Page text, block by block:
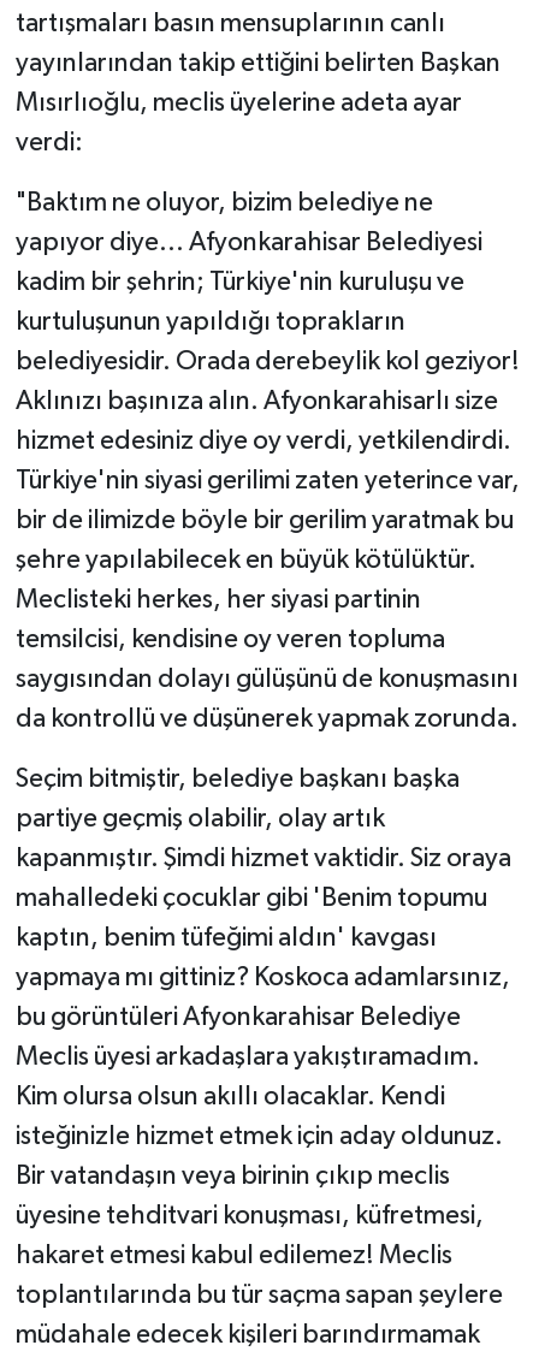
tartışmaları basın mensuplarının canlı
yayınlarından takip ettiğini belirten Başkan
Mısırlıoğlu, meclis üyelerine adeta ayar
verdi:
​"Baktım ne oluyor, bizim belediye ne
yapıyor diye... Afyonkarahisar Belediyesi
kadim bir şehrin; Türkiye'nin kuruluşu ve
kurtuluşunun yapıldığı toprakların
belediyesidir. Orada derebeylik kol geziyor!
Aklınızı başınıza alın. Afyonkarahisarlı size
hizmet edesiniz diye oy verdi, yetkilendirdi.
Türkiye'nin siyasi gerilimi zaten yeterince var,
bir de ilimizde böyle bir gerilim yaratmak bu
şehre yapılabilecek en büyük kötülüktür.
Meclisteki herkes, her siyasi partinin
temsilcisi, kendisine oy veren topluma
saygısından dolayı gülüşünü de konuşmasını
da kontrollü ve düşünerek yapmak zorunda.
​Seçim bitmiştir, belediye başkanı başka
partiye geçmiş olabilir, olay artık
kapanmıştır. Şimdi hizmet vaktidir. Siz oraya
mahalledeki çocuklar gibi 'Benim topumu
kaptın, benim tüfeğimi aldın' kavgası
yapmaya mı gittiniz? Koskoca adamlarsınız,
bu görüntüleri Afyonkarahisar Belediye
Meclis üyesi arkadaşlara yakıştıramadım.
Kim olursa olsun akıllı olacaklar. Kendi
isteğinizle hizmet etmek için aday oldunuz.
Bir vatandaşın veya birinin çıkıp meclis
üyesine tehditvari konuşması, küfretmesi,
hakaret etmesi kabul edilemez! Meclis
toplantılarında bu tür saçma sapan şeylere
müdahale edecek kişileri barındırmamak